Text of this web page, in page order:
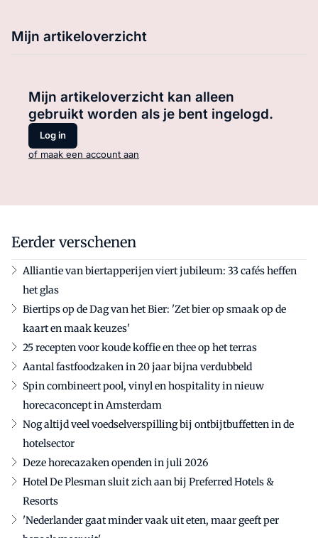
Mijn artikeloverzicht
Mijn artikeloverzicht kan alleen
gebruikt worden als je bent ingelogd.
Log in
of maak een account aan
Eerder verschenen
Alliantie van biertapperijen viert jubileum: 33 cafés heffen
het glas
Biertips op de Dag van het Bier: 'Zet bier op smaak op de
kaart en maak keuzes'
25 recepten voor koude koffie en thee op het terras
Aantal fastfoodzaken in 20 jaar bijna verdubbeld
Spin combineert pool, vinyl en hospitality in nieuw
horecaconcept in Amsterdam
Nog altijd veel voedselverspilling bij ontbijtbuffetten in de
hotelsector
Deze horecazaken openden in juli 2026
Hotel De Plesman sluit zich aan bij Preferred Hotels &
Resorts
'Nederlander gaat minder vaak uit eten, maar geeft per